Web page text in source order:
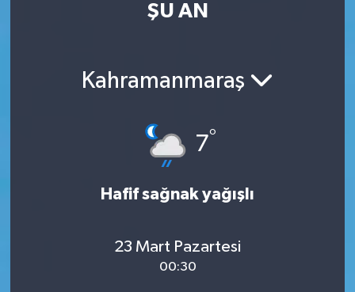
ŞU AN
Kahramanmaraş
7°
Hafif sağnak yağışlı
23 Mart Pazartesi
00:30
SEKTÖR